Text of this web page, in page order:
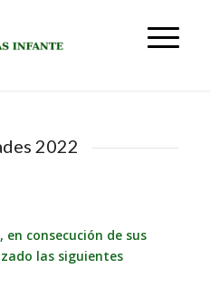
2022
consecución de sus
las siguientes